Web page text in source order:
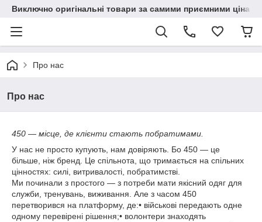
Виключно оригінальні товари за самими приємними
Про нас
Про нас
450 — місце, де клієнти стають побратимами.
У нас не просто купують, нам довіряють. Бо 450 — це
більше, ніж бренд. Це спільнота, що тримається на спільних
цінностях: силі, витривалості, побратимстві.
Ми починали з простого — з потреби мати якісний одяг для
служби, тренувань, виживання. Але з часом 450
перетворився на платформу, де:• військові передають одне
одному перевірені рішення;• волонтери знаходять